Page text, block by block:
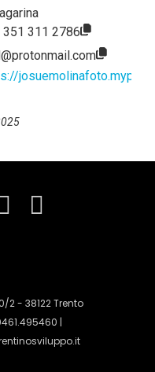
351 311 2786
2 - 38122 Trento
|